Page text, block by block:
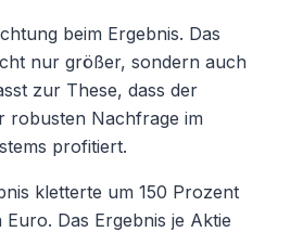
beim Ergebnis. Das
nur größer, sondern auch
zur These, dass der
robusten Nachfrage im
profitiert.
kletterte um 150 Prozent
Das Ergebnis je Aktie